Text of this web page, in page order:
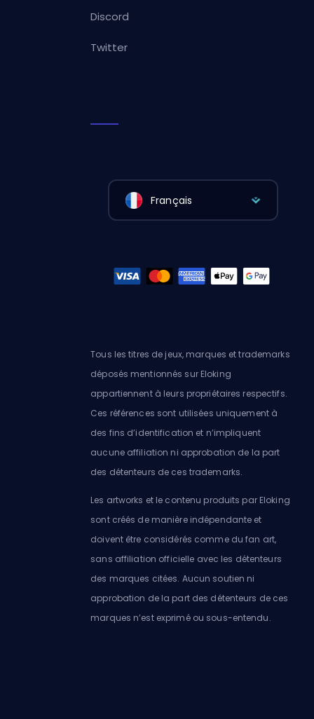
Discord
Twitter
Français
Tous les titres de jeux, marques et trademarks
déposés mentionnés sur Eloking
appartiennent à leurs propriétaires respectifs.
Ces références sont utilisées uniquement à
des fins d’identification et n’impliquent
aucune affiliation ni approbation de la part
des détenteurs de ces trademarks.
Les artworks et le contenu produits par Eloking
sont créés de manière indépendante et
doivent être considérés comme du fan art,
sans affiliation officielle avec les détenteurs
des marques citées. Aucun soutien ni
approbation de la part des détenteurs de ces
marques n’est exprimé ou sous-entendu.